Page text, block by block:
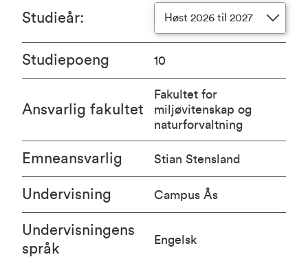
Studieår: Høst 2026 til 2027
Studiepoeng 10
Ansvarlig fakultet
Fakultet for
miljøvitenskap og
naturforvaltning
Emneansvarlig Stian Stensland
Undervisning Campus Ås
Undervisningens
språk
Engelsk